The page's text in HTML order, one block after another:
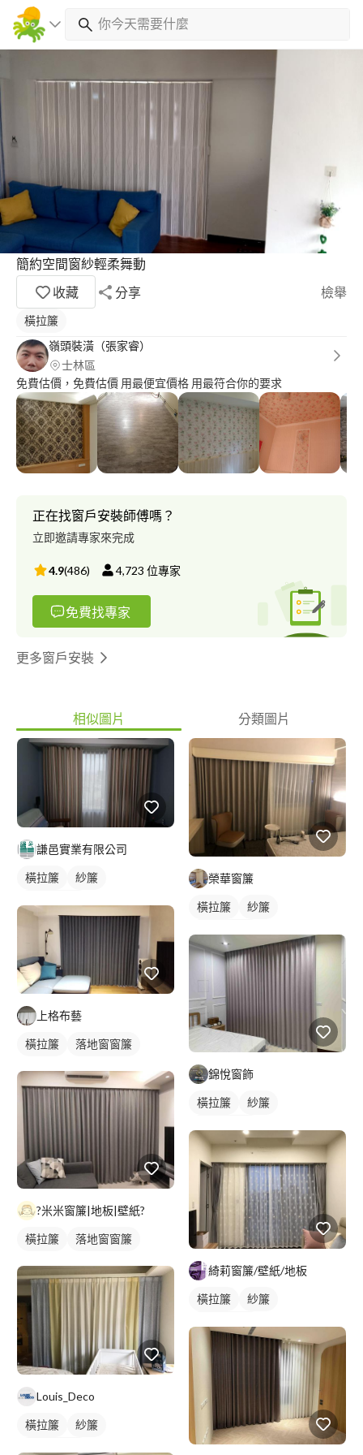
簡約空間窗紗輕柔舞動
收藏
分享 檢舉
橫拉簾
嶺頭裝潢（張家睿）
士林區
免費估價，免費估價 用最便宜價格 用最符合你的要求
正在找窗戶安裝師傅嗎？
立即邀請專家來完成
4.9(486) 4,723 位專家
免費找專家
更多窗戶安裝
相似圖片 分類圖片
謙邑實業有限公司
橫拉簾
紗簾
上格布藝
橫拉簾 落地窗窗簾
?米米窗簾|地板|壁紙?
橫拉簾 落地窗窗簾
Louis_Deco
橫拉簾
紗簾
榮華窗簾
橫拉簾
紗簾
錦悅窗飾
橫拉簾
紗簾
綺莉窗簾/壁紙/地板
橫拉簾
紗簾